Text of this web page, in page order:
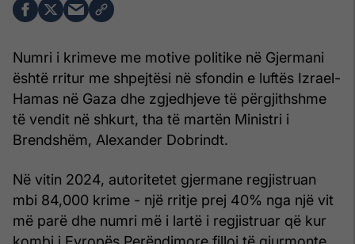
Numri i krimeve me motive politike në Gjermani
është rritur me shpejtësi në sfondin e luftës Izrael-
Hamas në Gaza dhe zgjedhjeve të përgjithshme
të vendit në shkurt, tha të martën Ministri i
Brendshëm, Alexander Dobrindt.
Në vitin 2024, autoritetet gjermane regjistruan
mbi 84,000 krime - një rritje prej 40% nga një vit
më parë dhe numri më i lartë i regjistruar që kur